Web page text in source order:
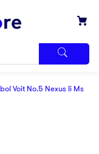
Voit No.5 Nexus Ii Ms